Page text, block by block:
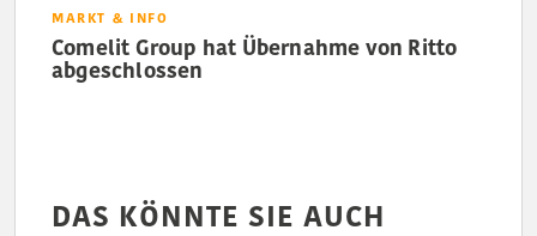
MARKT & INFO
Comelit Group hat Übernahme von Ritto
abgeschlossen
DAS KÖNNTE SIE AUCH